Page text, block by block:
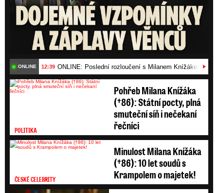
ONLINE 12:39 ONLINE: Poslední rozloučení s Milanem Knížákem
POLITIKA
Pohřeb Milana Knížáka
(†86): Státní pocty, plná
smuteční síň i nečekaní
řečníci
ČESKÉ CELEBRITY
Minulost Milana Knížáka
(†86): 10 let soudů s
Krampolem o majetek!